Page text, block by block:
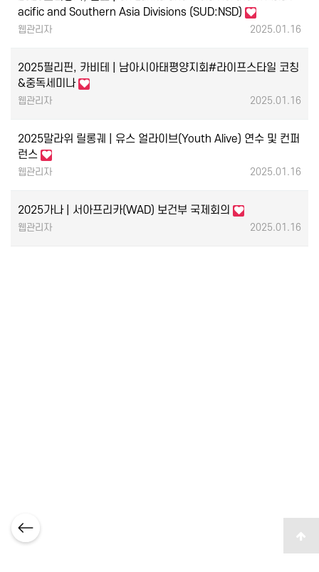
acific and Southern Asia Divisions (SUD:NSD)
웹관리자 2025.01.16
2025필리핀, 카비테 | 남아시아태평양지회#라이프스타일 코칭
&중독세미나
웹관리자 2025.01.16
2025말라위 릴롱궤 | 유스 얼라이브(Youth Alive) 연수 및 컨퍼
런스
웹관리자 2025.01.16
2025가나 | 서아프리카(WAD) 보건부 국제회의
웹관리자 2025.01.16